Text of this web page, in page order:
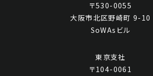
〒530-0055
大阪市北区野崎町 9-10
SoWAsビル
東京支社
〒104-0061